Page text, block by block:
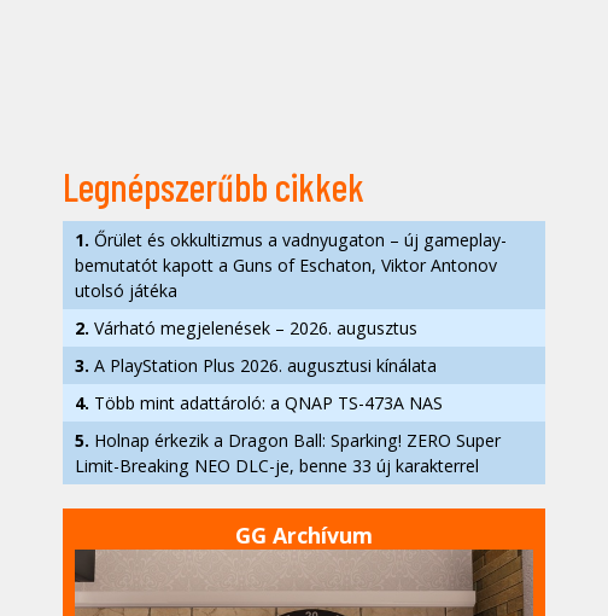
Legnépszerűbb cikkek
1. Őrület és okkultizmus a vadnyugaton – új gameplay-
bemutatót kapott a Guns of Eschaton, Viktor Antonov
utolsó játéka
2. Várható megjelenések – 2026. augusztus
3. A PlayStation Plus 2026. augusztusi kínálata
4. Több mint adattároló: a QNAP TS-473A NAS
5. Holnap érkezik a Dragon Ball: Sparking! ZERO Super
Limit-Breaking NEO DLC-je, benne 33 új karakterrel
GG Archívum